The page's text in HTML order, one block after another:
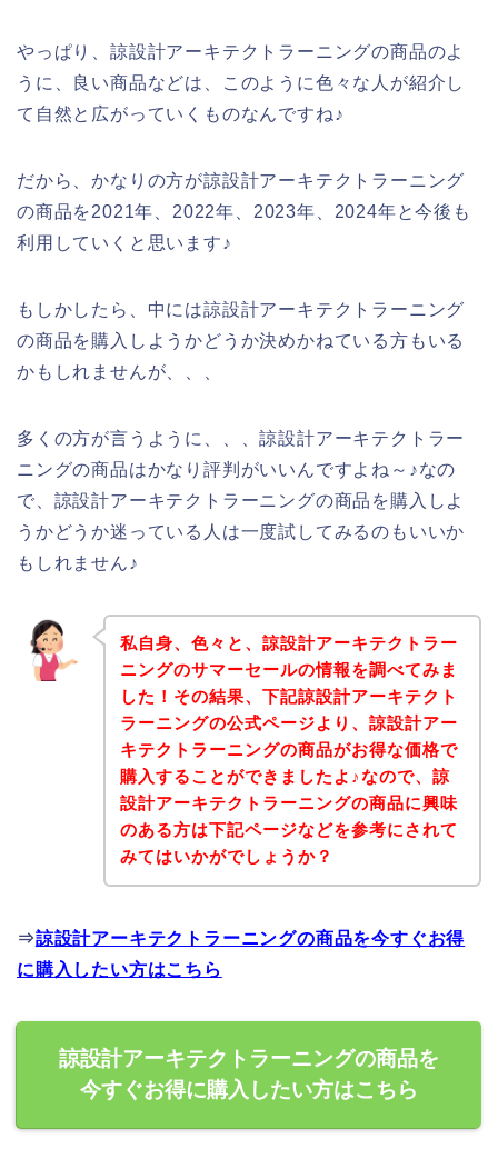
やっぱり、諒設計アーキテクトラーニングの商品のよ
うに、良い商品などは、このように色々な人が紹介し
て自然と広がっていくものなんですね♪
だから、かなりの方が諒設計アーキテクトラーニング
の商品を2021年、2022年、2023年、2024年と今後も
利用していくと思います♪
もしかしたら、中には諒設計アーキテクトラーニング
の商品を購入しようかどうか決めかねている方もいる
かもしれませんが、、、
多くの方が言うように、、、諒設計アーキテクトラー
ニングの商品はかなり評判がいいんですよね～♪なの
で、諒設計アーキテクトラーニングの商品を購入しよ
うかどうか迷っている人は一度試してみるのもいいか
もしれません♪
私自身、色々と、諒設計アーキテクトラー
ニングのサマーセールの情報を調べてみま
した！その結果、下記諒設計アーキテクト
ラーニングの公式ページより、諒設計アー
キテクトラーニングの商品がお得な価格で
購入することができましたよ♪なので、諒
設計アーキテクトラーニングの商品に興味
のある方は下記ページなどを参考にされて
みてはいかがでしょうか？
⇒諒設計アーキテクトラーニングの商品を今すぐお得
に購入したい方はこちら
諒設計アーキテクトラーニングの商品を
今すぐお得に購入したい方はこちら